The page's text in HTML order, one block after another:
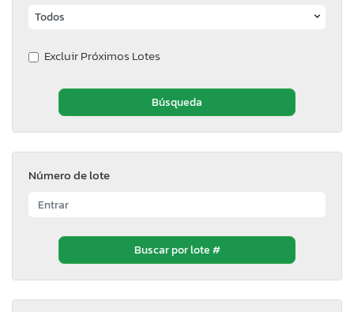
Excluir Próximos Lotes
Número de lote